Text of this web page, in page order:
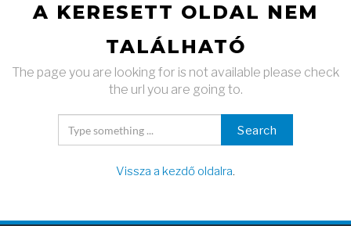
A KERESETT OLDAL NEM
TALÁLHATÓ
The page you are looking for is not available please check
the url you are going to.
Search
Vissza a kezdő oldalra.